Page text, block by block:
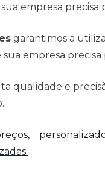
empresa precisa
garantimos a
empresa precisa
qualidade e